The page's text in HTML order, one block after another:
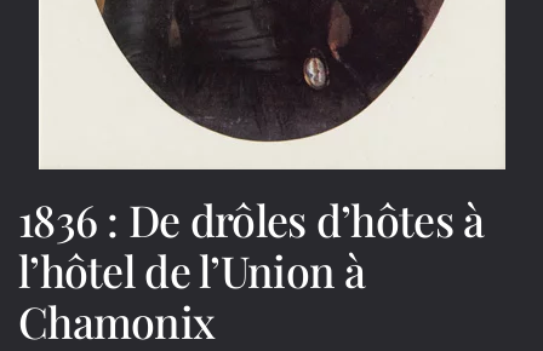
1836 : De drôles d’hôtes à
l’hôtel de l’Union à
Chamonix